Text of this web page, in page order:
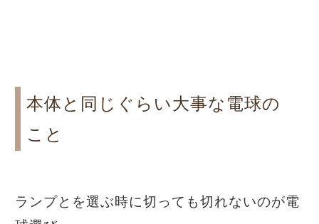
本体と同じぐらい大事な電球の
こと
ランプとを選ぶ時に切っても切れないのが電